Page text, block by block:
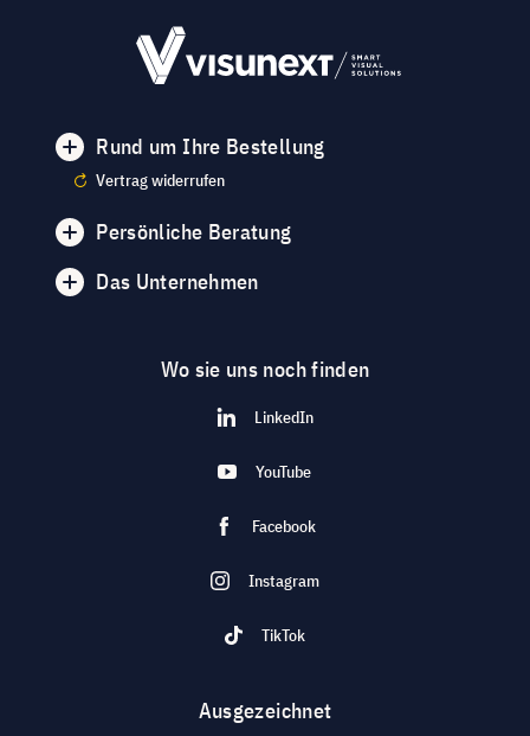
Rund um Ihre Bestellung
Vertrag widerrufen
Persönliche Beratung
Das Unternehmen
Wo sie uns noch finden
LinkedIn
YouTube
Facebook
Instagram
TikTok
Ausgezeichnet